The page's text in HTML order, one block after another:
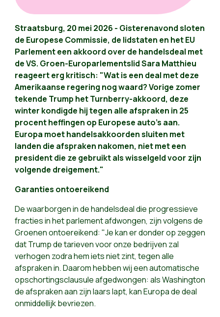
Straatsburg, 20 mei 2026 - Gisterenavond sloten
de Europese Commissie, de lidstaten en het EU
Parlement een akkoord over de handelsdeal met
de VS. Groen-Europarlementslid Sara Matthieu
reageert erg kritisch: "Wat is een deal met deze
Amerikaanse regering nog waard? Vorige zomer
tekende Trump het Turnberry-akkoord, deze
winter kondigde hij tegen alle afspraken in 25
procent heffingen op Europese auto's aan.
Europa moet handelsakkoorden sluiten met
landen die afspraken nakomen, niet met een
president die ze gebruikt als wisselgeld voor zijn
volgende dreigement."
Garanties ontoereikend
De waarborgen in de handelsdeal die progressieve
fracties in het parlement afdwongen, zijn volgens de
Groenen ontoereikend: "Je kan er donder op zeggen
dat Trump de tarieven voor onze bedrijven zal
verhogen zodra hem iets niet zint, tegen alle
afspraken in. Daarom hebben wij een automatische
opschortingsclausule afgedwongen: als Washington
de afspraken aan zijn laars lapt, kan Europa de deal
onmiddellijk bevriezen.